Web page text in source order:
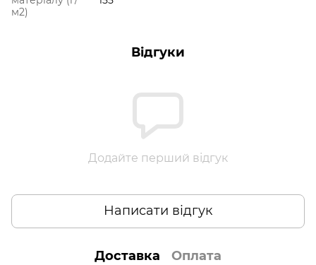
м2)
Відгуки
Додайте перший відгук
Написати відгук
Доставка Оплата